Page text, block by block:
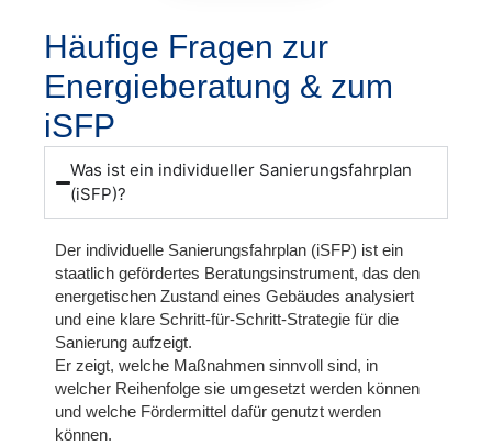
Häufige Fragen zur
Energieberatung & zum
iSFP
Was ist ein individueller Sanierungsfahrplan
(iSFP)?
Der individuelle Sanierungsfahrplan (iSFP) ist ein
staatlich gefördertes Beratungsinstrument, das den
energetischen Zustand eines Gebäudes analysiert
und eine klare Schritt-für-Schritt-Strategie für die
Sanierung aufzeigt.
Er zeigt, welche Maßnahmen sinnvoll sind, in
welcher Reihenfolge sie umgesetzt werden können
und welche Fördermittel dafür genutzt werden
können.